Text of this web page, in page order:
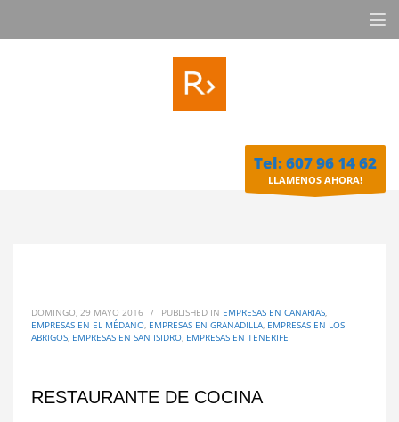
Tel: 607 96 14 62
LLAMENOS AHORA!
DOMINGO, 29 MAYO 2016 / PUBLISHED IN EMPRESAS EN CANARIAS,
EMPRESAS EN EL MÉDANO, EMPRESAS EN GRANADILLA, EMPRESAS EN LOS
ABRIGOS, EMPRESAS EN SAN ISIDRO, EMPRESAS EN TENERIFE
RESTAURANTE DE COCINA